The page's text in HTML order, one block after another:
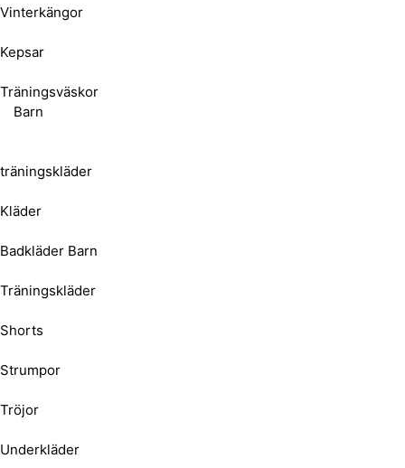
Vinterkängor
Kepsar
Träningsväskor
Barn
träningskläder
Kläder
Badkläder Barn
Träningskläder
Shorts
Strumpor
Tröjor
Underkläder